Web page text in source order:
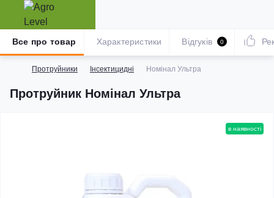
Протруйники Інсектицидні Номінал Ультра
Протруйник Номінал Ультра
Все про товар Характеристики Відгуків 0
в наявності